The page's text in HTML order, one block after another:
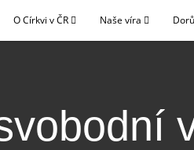
O Církvi v ČR Naše víra